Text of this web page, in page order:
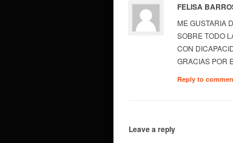
FELISA
ME GUSTARIA
SOBRE TODO
CON
GRACIAS POR
Reply to
Leave a reply